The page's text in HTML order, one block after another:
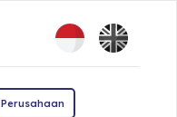
Perusahaan